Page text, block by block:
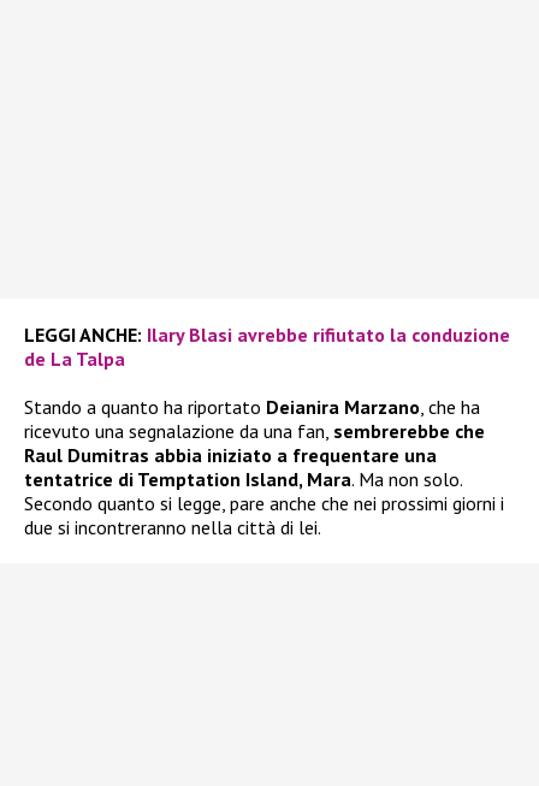
LEGGI ANCHE: Ilary Blasi avrebbe rifiutato la conduzione
de La Talpa
Stando a quanto ha riportato Deianira Marzano, che ha
ricevuto una segnalazione da una fan, sembrerebbe che
Raul Dumitras abbia iniziato a frequentare una
tentatrice di Temptation Island, Mara. Ma non solo.
Secondo quanto si legge, pare anche che nei prossimi giorni i
due si incontreranno nella città di lei.